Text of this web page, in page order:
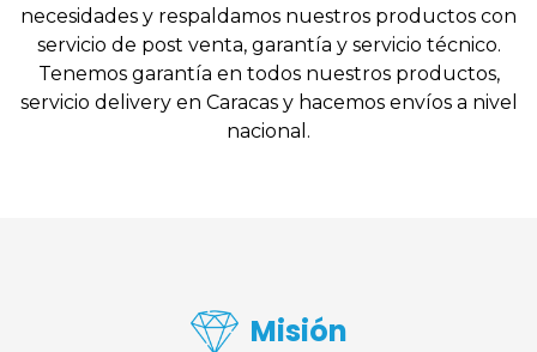
necesidades y respaldamos nuestros productos con
servicio de post venta, garantía y servicio técnico.
Tenemos garantía en todos nuestros productos,
servicio delivery en Caracas y hacemos envíos a nivel
nacional.
Misión